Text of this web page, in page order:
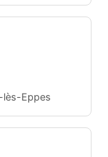
lès-Eppes